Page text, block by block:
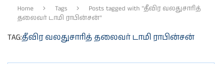
Home Tags
Posts tagged with "தீவிர வலதுசாரித்
தலைவர் டாமி ராபின்சன்"
TAG:தீவிர வலதுசாரித் தலைவர் டாமி ராபின்சன்